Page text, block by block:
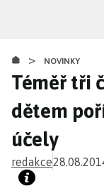
obsahu
> NOVINKY
Téměř tři
dětem
účely
redakce